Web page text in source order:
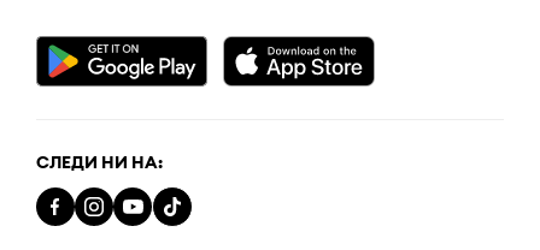
СЛЕДИ НИ НА: